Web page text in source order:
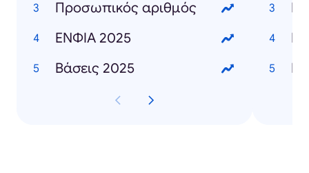
Προσωπικός αριθμός
ΕΝΦΙΑ 2025
Βάσεις 2025